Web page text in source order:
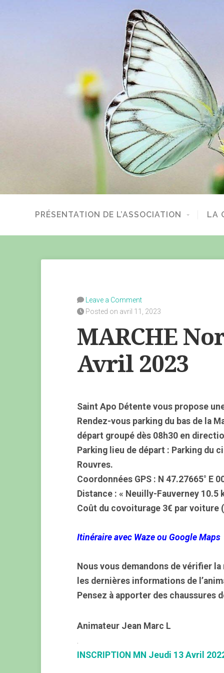
PRÉSENTATION DE L’ASSOCIATION LA
Leave a Comment
Posted on avril 11, 2023
MARCHE
Avril 2023
Saint Apo Détente vous propose
Rendez-vous parking du bas de la
départ groupé dès 08h30 en
Parking lieu de départ : Parking du
Rouvres.
Coordonnées GPS : N 47.27665° E
Distance : « Neuilly-Fauverney 10.5
Coût du covoiturage 3€ par voiture
Itinéraire avec Waze ou Google Maps
Nous vous demandons de vérifier
les dernières informations de
Pensez à apporter des chaussures
Animateur Jean Marc L
INSCRIPTION MN Jeudi 13 Avril